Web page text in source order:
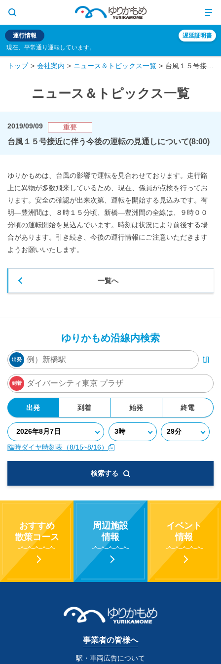
運行情報
現在、平常通り運転しています。
遅延証明書
トップ 会社案内 ニュース＆トピックス一覧
ニュース＆トピックス一覧
2019/09/09 重要
台風１５号接近に伴う今後の運転の見通しについて(8:00)
ゆりかもめは、台風の影響で運転を見合わせております。走行路
上に異物が多数飛来しているため、現在、係員が点検を行ってお
ります。安全の確認が出来次第、運転を開始する見込みです。有
明―豊洲間は、８時１５分頃、新橋―豊洲間の全線は、９時００
分頃の運転開始を見込んでいます。時刻は状況により前後する場
合があります。引き続き、今後の運行情報にご注意いただきます
ようお願いいたします。
一覧へ
ゆりかもめ沿線内検索
出発
到着
出発 到着 始発 終電
臨時ダイヤ時刻表（8/15~8/16）
検索する
おすすめ
散策コース
周辺施設
情報
イベント
情報
事業者の皆様へ
駅・車両広告について